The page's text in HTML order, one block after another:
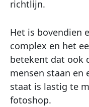
richtlijn.
Het is bovendien
complex en het
betekent dat ook
mensen staan en
staat is lastig te
fotoshop.